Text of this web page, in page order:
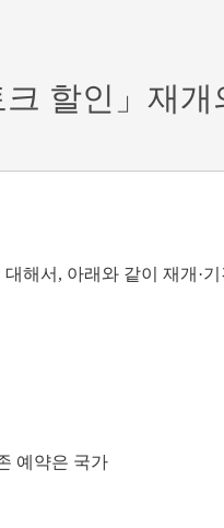
할인」재개
해서, 아래와 같이 재개·
예약은 국가